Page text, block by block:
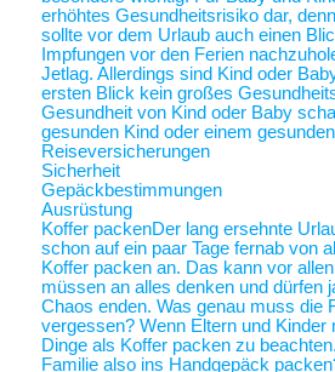
erhöhtes Gesundheitsrisiko dar,
sollte vor dem Urlaub auch einen
Impfungen vor den Ferien
Jetlag. Allerdings sind Kind oder
ersten Blick kein großes
Gesundheit von Kind oder Baby
gesunden Kind oder einem
Reiseversicherungen
Sicherheit
Gepäckbestimmungen
Ausrüstung
Koffer packenDer lang ersehnte
schon auf ein paar Tage fernab von
Koffer packen an. Das kann vor
müssen an alles denken und dürfen
Chaos enden. Was genau muss die
vergessen? Wenn Eltern und
Dinge als Koffer packen zu
Familie also ins Handgepäck